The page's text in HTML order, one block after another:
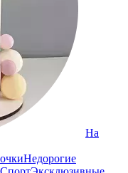
На
Недорогие